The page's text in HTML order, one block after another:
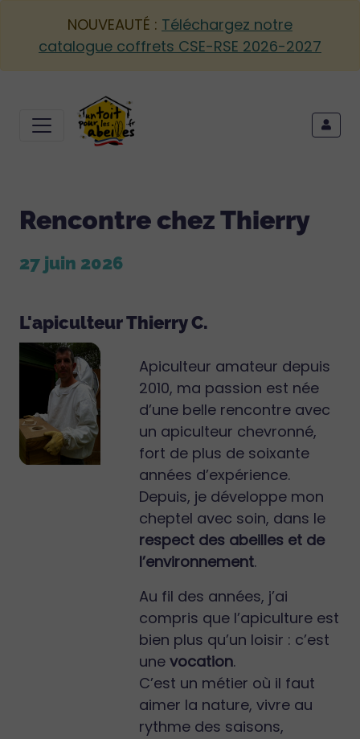
NOUVEAUTÉ : Téléchargez notre
catalogue coffrets CSE-RSE 2026-2027
Rencontre chez Thierry
27 juin 2026
L'apiculteur Thierry C.
Apiculteur amateur depuis
2010, ma passion est née
d’une belle rencontre avec
un apiculteur chevronné,
fort de plus de soixante
années d’expérience.
Depuis, je développe mon
cheptel avec soin, dans le
respect des abeilles et de
l’environnement.
Au fil des années, j’ai
compris que l’apiculture est
bien plus qu’un loisir : c’est
unevocation.
C’est un métier où il faut
aimer la nature, vivre au
rythme des saisons,